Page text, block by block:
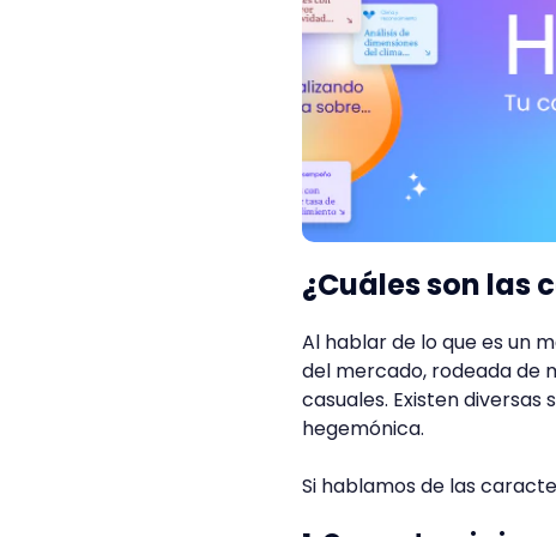
¿Cuáles son las
Al hablar de lo que es un
del mercado, rodeada de
casuales. Existen
hegemónica.
Si hablamos de las